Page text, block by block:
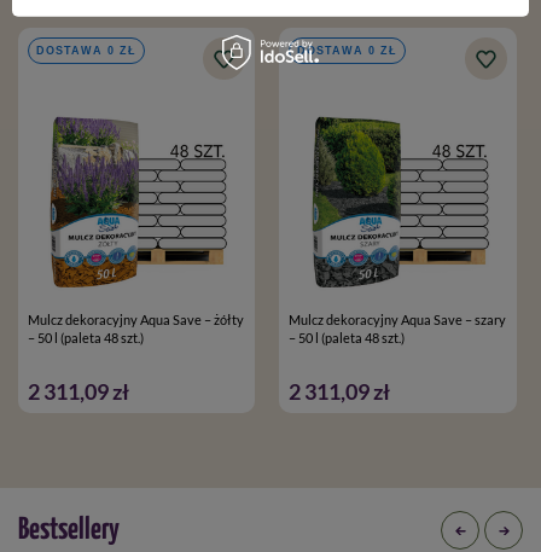
DOSTAWA 0 ZŁ
Mulcz dekoracyjny Aqua Save – żółty
– 50 l (paleta 48 szt.)
2 311,09 zł
DOSTAWA 0 ZŁ
Mulcz dekoracyjny Aqua Save – szary
– 50 l (paleta 48 szt.)
2 311,09 zł
Bestsellery